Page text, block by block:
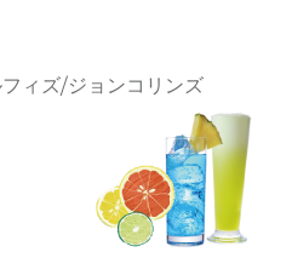
ィズ/ジョンコリンズ